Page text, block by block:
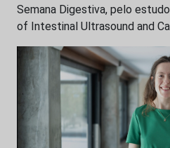
Semana Digestiva, pelo
of Intestinal Ultrasound and